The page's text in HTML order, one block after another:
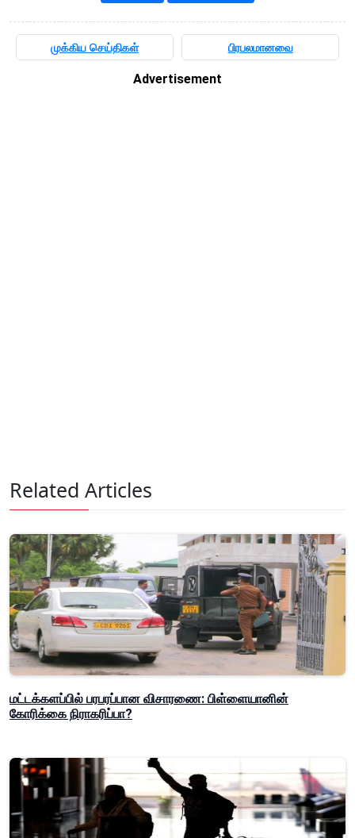
முக்கிய செய்திகள் பிரபலமானவை
Advertisement
Related Articles
மட்டக்களப்பில் பரபரப்பான விசாரணை: பிள்ளையானின்
கோரிக்கை நிராகரிப்பா?